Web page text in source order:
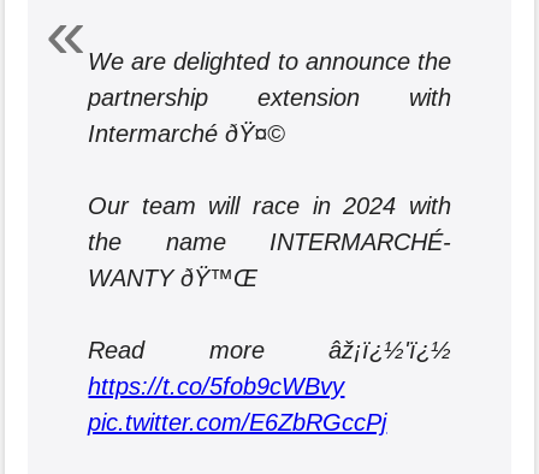
We are delighted to announce the
partnership extension with
Intermarché ðŸ¤©
Our team will race in 2024 with
the name INTERMARCHÉ-
WANTY ðŸ™Œ
Read more âž¡ï¿½'ï¿½
https://t.co/5fob9cWBvy
pic.twitter.com/E6ZbRGccPj